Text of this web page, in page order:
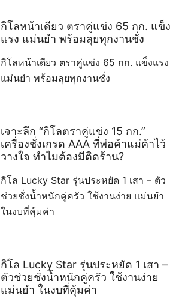
กิโลหน้าเดียว ตราคู่แข่ง 65 กก. แข็ง
แรง แม่นยำ พร้อมลุยทุกงานชั่ง
กิโลหน้าเดียว ตราคู่แข่ง 65 กก. แข็งแรง
แม่นยำ พร้อมลุยทุกงานชั่ง
เจาะลึก “กิโลตราคู่แข่ง 15 กก.”
เครื่องชั่งเกรด AAA ที่พ่อค้าแม่ค้าไว้
วางใจ ทำไมต้องมีติดร้าน?
กิโล Lucky Star รุ่นประหยัด 1 เสา – ตัว
ช่วยชั่งน้ำหนักคู่ครัว ใช้งานง่าย แม่นยำ
ในงบที่คุ้มค่า
กิโล Lucky Star รุ่นประหยัด 1 เสา –
ตัวช่วยชั่งน้ำหนักคู่ครัว ใช้งานง่าย
แม่นยำ ในงบที่คุ้มค่า